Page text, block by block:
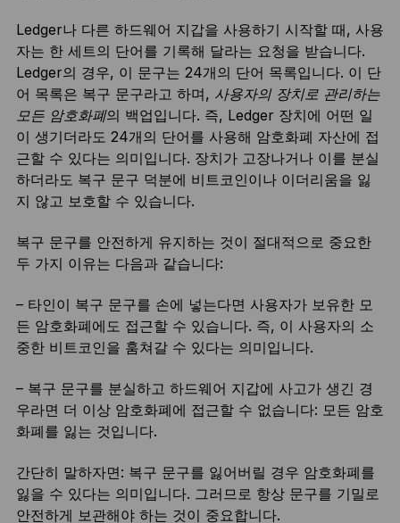
Ledger나 다른 하드웨어 지갑을 사용하기 시작할 때, 사용
자는 한 세트의 단어를 기록해 달라는 요청을 받습니다.
Ledger의 경우, 이 문구는 24개의 단어 목록입니다. 이 단
어 목록은 복구 문구라고 하며, 사용자의 장치로 관리하는
모든 암호화폐의 백업입니다. 즉, Ledger 장치에 어떤 일
이 생기더라도 24개의 단어를 사용해 암호화폐 자산에 접
근할 수 있다는 의미입니다. 장치가 고장나거나 이를 분실
하더라도 복구 문구 덕분에 비트코인이나 이더리움을 잃
지 않고 보호할 수 있습니다.
복구 문구를 안전하게 유지하는 것이 절대적으로 중요한
두 가지 이유는 다음과 같습니다:
– 타인이 복구 문구를 손에 넣는다면 사용자가 보유한 모
든 암호화폐에도 접근할 수 있습니다. 즉, 이 사용자의 소
중한 비트코인을 훔쳐갈 수 있다는 의미입니다.
– 복구 문구를 분실하고 하드웨어 지갑에 사고가 생긴 경
우라면 더 이상 암호화폐에 접근할 수 없습니다: 모든 암호
화폐를 잃는 것입니다.
간단히 말하자면: 복구 문구를 잃어버릴 경우 암호화폐를
잃을 수 있다는 의미입니다. 그러므로 항상 문구를 기밀로
안전하게 보관해야 하는 것이 중요합니다.